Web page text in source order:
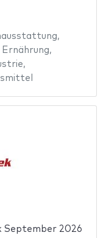
,
Ernährung,
,
September 2026